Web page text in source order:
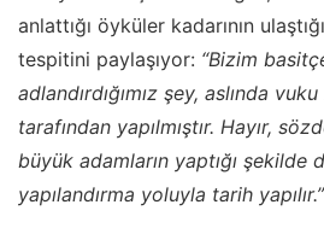
anlattığı öyküler kadarının
tespitini paylaşıyor: “Bizim
adlandırdığımız şey, aslında
tarafından yapılmıştır. Hayır,
büyük adamların yaptığı şekilde
yapılandırma yoluyla tarih yapılır.”